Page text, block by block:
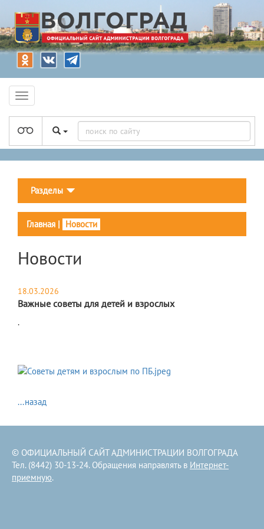
Разделы
Главная | Новости
Новости
18.03.2026
Важные советы для детей и взрослых
​.
...назад
© ОФИЦИАЛЬНЫЙ САЙТ АДМИНИСТРАЦИИ ВОЛГОГРАДА
Тел. (8442) 30-13-24. Обращения направлять в Интернет-
приемную.